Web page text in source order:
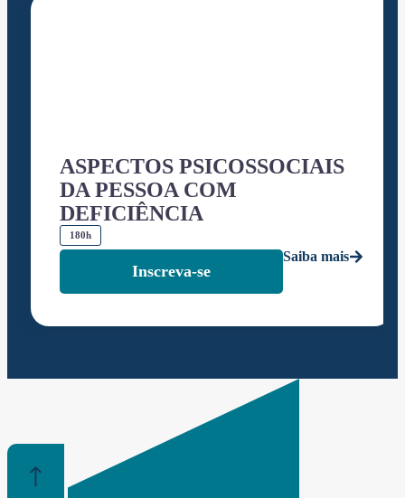
ASPECTOS PSICOSSOCIAIS
DA PESSOA COM
DEFICIÊNCIA
180h
Inscreva-se
Saiba mais